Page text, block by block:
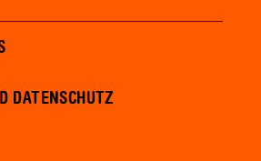
DATENSCHUTZ